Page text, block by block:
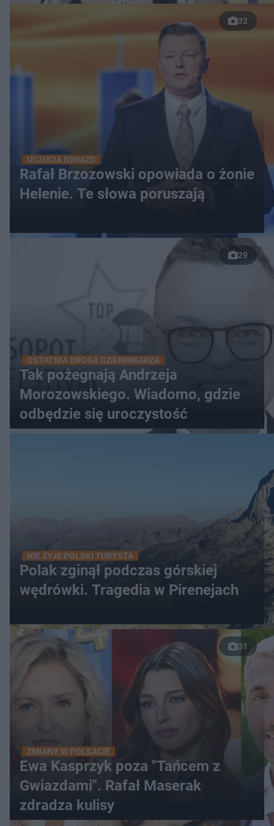
32
UCZUCIA GWIAZD
Rafał Brzozowski opowiada o żonie
Helenie. Te słowa poruszają
29
OSTATNIA DROGA DZIENNIKARZA
Tak pożegnają Andrzeja
Morozowskiego. Wiadomo, gdzie
odbędzie się uroczystość
NIE ŻYJE POLSKI TURYSTA
Polak zginął podczas górskiej
wędrówki. Tragedia w Pirenejach
31
ZMIANY W POLSACIE
Ewa Kasprzyk poza "Tańcem z
Gwiazdami". Rafał Maserak
zdradza kulisy